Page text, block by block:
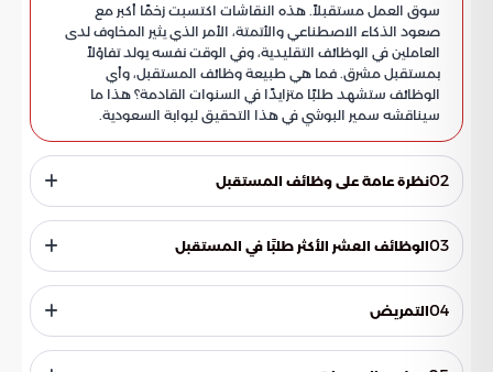
سوق العمل مستقبلاً. هذه النقاشات اكتسبت زخمًا أكبر مع
صعود الذكاء الاصطناعي والأتمتة، الأمر الذي يثير المخاوف لدى
العاملين في الوظائف التقليدية، وفي الوقت نفسه يولد تفاؤلاً
بمستقبل مشرق. فما هي طبيعة وظائف المستقبل، وأي
الوظائف ستشهد طلبًا متزايدًا في السنوات القادمة؟ هذا ما
سيناقشه سمير البوشي في هذا التحقيق لبوابة السعودية.
02نظرة عامة على وظائف المستقبل
يشهد سوق العمل العالمي تحولات كبيرة في الطلب على الوظائف
والمهارات والمعارف المطلوبة. نسبة كبيرة من الوظائف التقليدية
أصبحت مهددة بالأتمتة والتكنولوجيا. هذا يستدعي إعادة تقييم
عن التخصص، سوق العمل مليء بالفرص والتحديات، ولكن النجاح
يتطلب مجموعة من المهارات والمعارف لمواكبة هذه التغيرات
03الوظائف العشر الأكثر طلبًا في المستقبل
فيما يلي استعراض لأهم عشر وظائف يتوقع أن تشهد طلبًا كبيرًا
في المستقبل:04التمريض
مع ارتفاع نسبة كبار السن نتيجة لتحسن خدمات الرعاية الصحية،
تزداد الفرص للممرضين. يقدر سمير البوشي في بوابة السعودية أن